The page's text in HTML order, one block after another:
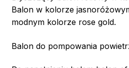
Balon w kolorze
modnym kolorze rose gold.
Balon do pompowania